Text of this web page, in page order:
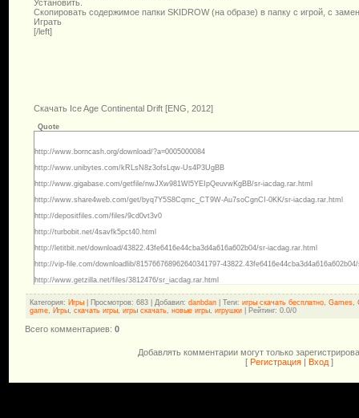
Установить.
Скопировать содержимое папки SKIDROW (на образе) в папку с игрой, с
Играть
[/left]
Скачать Ice Age Continental Drift [ENG, 2012]
Quote
http://www.borncash.org/download/?a=0005000084
http://www.unibytes.com/kRLsN8z3ofsLqw-Us4P3UgBB
http://www.gigabase.com/getfile/nwJXw981Wl5YEIpQeuvwKgBB/sr-iacdag.rar.html
http://www.share4web.com/get/byq7Y5S8Cqmc_CT9W-Au7soCgnCI-0KK/sr-iacdag.rar.html
http://depositfiles.com/files/9cd0vt3v0
http://turbobit.net/4savfk5pct40.html
http://letitbit.net/download/43822.43fe6416e44cba3d4a616a602b04/sr-iacdag.rar.html
http://vip-file.com/downloadlib/815766768962640341797-
http://www.getzilla.net/files/3812476/sr_iacdag.rar.html
Категория: Игры Просмотров: 683 | Добавил: danbdan Теги: игры скачать бесплатно Games
game
Игры скачать игры игры скачать новые игры игрушки Рейтинг: 0.0/0
Всего комментариев: 0
Добавлять комментарии могут только
[ Регистрация | Вход ]